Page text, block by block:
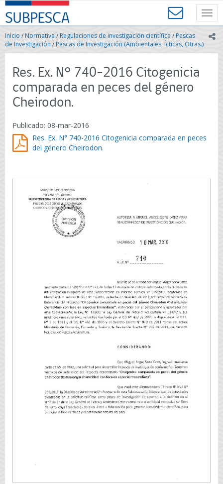
Contenido
principal
SUBPESCA
-
Subsecretaría
de
Pesca
Acuicultura
Gobierno
de
Inicio /Normativa / Regulaciones de investigación científica /Pescas
de Investigación / Pescas de Investigación (Ambientales, Ícticas, Otras.)
Res. Ex. N° 740-2016 Citogenicia
comparada en peces del género
Cheirodon.
Publicado: 08-mar-2016
Res. Ex. N° 740-2016 Citogenicia comparada en peces
del género Cheirodon.